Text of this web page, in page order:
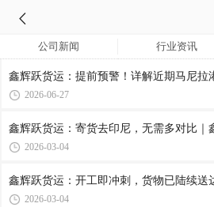
公司新闻 行业资讯
鑫辉跃货运：提前预警！详解近期马尼拉
2026-06-27
鑫辉跃货运：寄货去印尼，无需多对比｜
2026-03-04
鑫辉跃货运：开工即冲刺，货物已陆续送
2026-03-04